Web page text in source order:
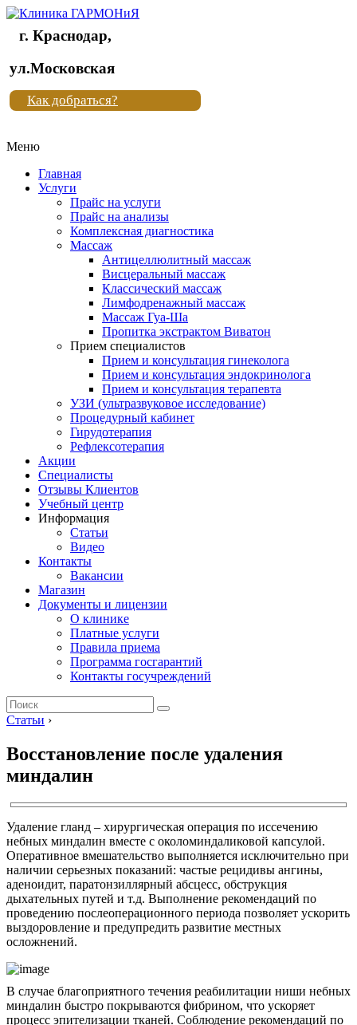
Клиника
"Новая
жизнь"
Клиника
жизнь"
г. Краснодар,
ул.Московская
Как добраться?
Меню
Главная
Услуги
Прайс на услуги
Прайс на анализы
Комплексная диагностика
Массаж
Антицеллюлитный массаж
Висцеральный массаж
Классический массаж
Лимфодренажный массаж
Массаж Гуа-Ша
Пропитка экстрактом Виватон
Прием специалистов
Прием и консультация гинеколога
Прием и консультация эндокринолога
Прием и консультация терапевта
УЗИ (ультразвуковое исследование)
Процедурный кабинет
Гирудотерапия
Рефлексотерапия
Акции
Специалисты
Отзывы Клиентов
Учебный центр
Информация
Статьи
Видео
Контакты
Вакансии
Магазин
Документы и лицензии
О клинике
Платные услуги
Правила приема
Программа госгарантий
Контакты госучреждений
Статьи ›
Восстановление после удаления
миндалин
Удаление гланд – хирургическая операция по иссечению
небных миндалин вместе с околоминдаликовой капсулой.
Оперативное вмешательство выполняется исключительно при
наличии серьезных показаний: частые рецидивы ангины,
аденоидит, паратонзиллярный абсцесс, обструкция
дыхательных путей и т.д. Выполнение рекомендаций по
проведению послеоперационного периода позволяет ускорить
выздоровление и предупредить развитие местных
осложнений.
В случае благоприятного течения реабилитации ниши небных
миндалин быстро покрываются фибрином, что ускоряет
процесс эпителизации тканей. Соблюдение рекомендаций по